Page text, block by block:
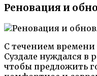
Реновация и
С течением
Суздале нуждался в
чтобы предложить